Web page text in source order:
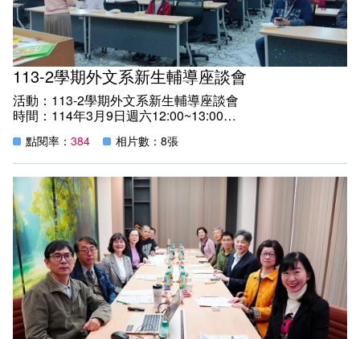
格的台語音樂節目主持人，並因此獲得金鐘獎的高度肯定。
他在講座中與同學們分享跨領域發展的寶貴經驗。
本次演講吸引了近60位同學熱情參與，反應熱烈。學生們
在聆聽吳正鎮學長的分享後，收穫滿滿，無論是對廣播領域
的認識，還是對跨領域發展的啟發，均獲得了師生一致的高
度評價。
113-2學期外文系新生輔導座談會
活動：113-2學期外文系新生輔導座談會
時間：114年3月9日週六12:00~13:00
紀實：
一、本(113-2)學期「新生輔導座談會」，邀請新生、選課
生參加，同時歡迎各學系在校生熱情參與，以強化學生對
英、日文選讀的動機和興趣。
二、系主任何妤蓁教授與系學會會長邱宏洋、副會長黃建安
共同主持，日文組蕭宜菁老師、張桂娥老師、英文組蔡志宏
老師全程陪同。
本次活動中討論有關系上課程的討論系上必修課程及修課方
式，並分享老師與學長姐的學習經驗，提供新生有效的學習
技巧和課業規劃建議，幫助同學適應學業挑戰，提升語言學
習動機。
活動提供新生了解外文系選課及學習資源的機會，也有助於
營造一個積極互動的學習氛圍。
點閱率： 384 相片數：8張